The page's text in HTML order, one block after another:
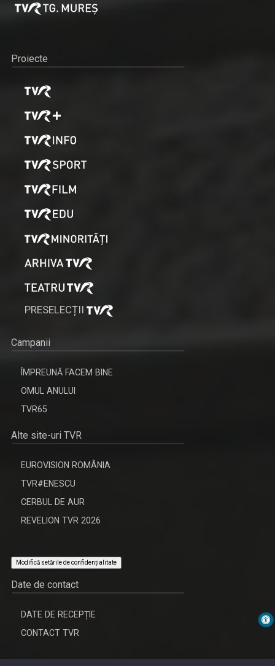
Proiecte
PRESELECȚII
Campanii
ÎMPREUNĂ FACEM BINE
OMUL ANULUI
TVR65
Alte site-uri TVR
EUROVISION ROMÂNIA
TVR#ENESCU
CERBUL DE AUR
REVELION TVR 2026
Modifică setările de confidențialitate
Date de contact
DATE DE RECEPȚIE
CONTACT TVR